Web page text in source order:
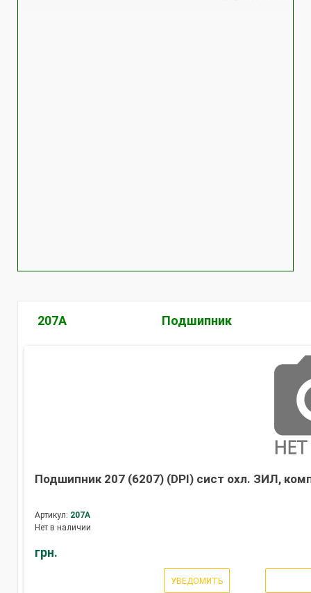
207А Подшипник
Подшипник 207 (6207) (DPI) сист охл. ЗИЛ,
Артикул: 207А
Нет в наличии
грн.
УВЕДОМИТЬ